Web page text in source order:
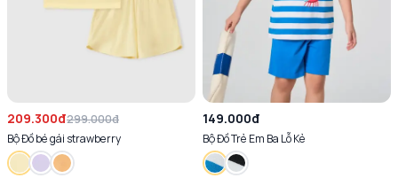
209.300đ299.000đ
Bộ Đồ bé gái strawberry
149.000đ
Bộ Đồ Trẻ Em Ba Lỗ Kẻ